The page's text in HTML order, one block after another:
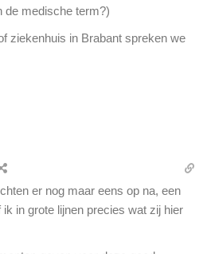
de medische term?)
ziekenhuis in Brabant spreken we
er nog maar eens op na, een
in grote lijnen precies wat zij hier